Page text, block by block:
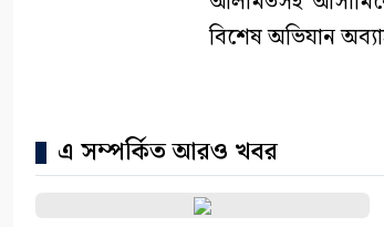
বিশেষ অভিযান
এ সম্পর্কিত আরও খবর